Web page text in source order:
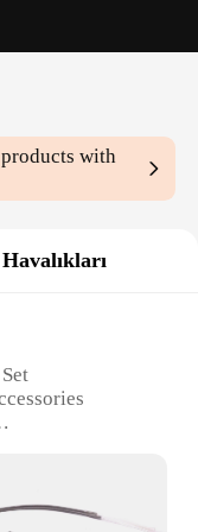
products with